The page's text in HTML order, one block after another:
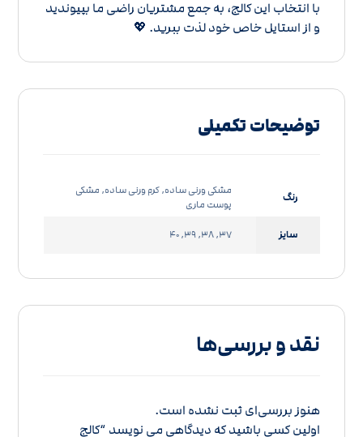
با انتخاب این کالج، به جمع مشتریان راضی ما بپیوندید
و از استایل خاص خود لذت ببرید. 💖
توضیحات تکمیلی
رنگ
مشکی ورنی ساده, کرم ورنی ساده, مشکی
پوست ماری
سایز 37, 38, 39, 40
نقد و بررسی‌ها
هنوز بررسی‌ای ثبت نشده است.
اولین کسی باشید که دیدگاهی می نویسد “کالج